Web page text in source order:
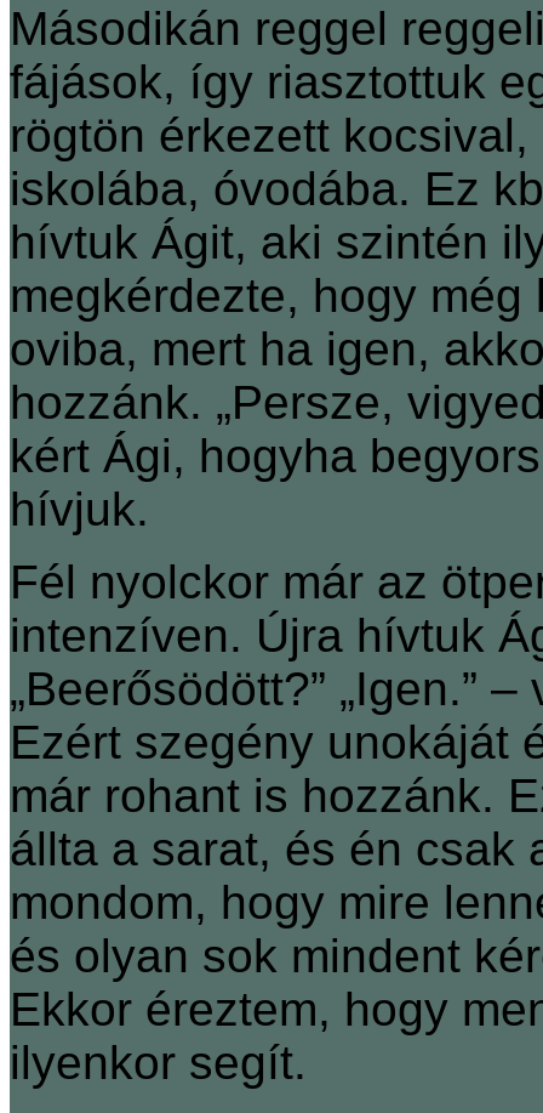
Másodikán reggel
fájások, így riasztottuk
rögtön érkezett
iskolába, óvodába. Ez
hívtuk Ágit, aki szintén
megkérdezte, hogy
oviba, mert ha igen,
hozzánk. „Persze,
kért Ági, hogyha
hívjuk.
Fél nyolckor már az
intenzíven. Újra hívtuk
„Beerősödött?” „Igen.”
Ezért szegény unokáját
már rohant is hozzánk.
állta a sarat, és én csak
mondom, hogy mire
és olyan sok mindent
Ekkor éreztem, hogy
ilyenkor segít.